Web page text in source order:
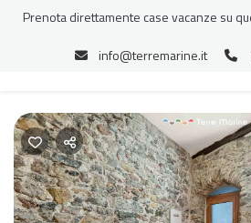
Prenota direttamente case vacanze su
info@terremarine.it